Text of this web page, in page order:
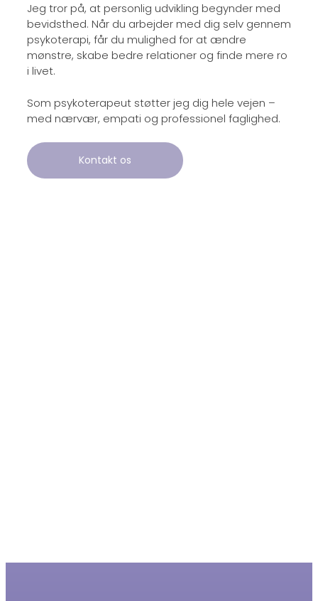
Jeg tror på, at personlig udvikling begynder med
bevidsthed. Når du arbejder med dig selv gennem
psykoterapi, får du mulighed for at ændre
mønstre, skabe bedre relationer og finde mere ro
i livet.
Som psykoterapeut støtter jeg dig hele vejen –
med nærvær, empati og professionel faglighed.
Kontakt os